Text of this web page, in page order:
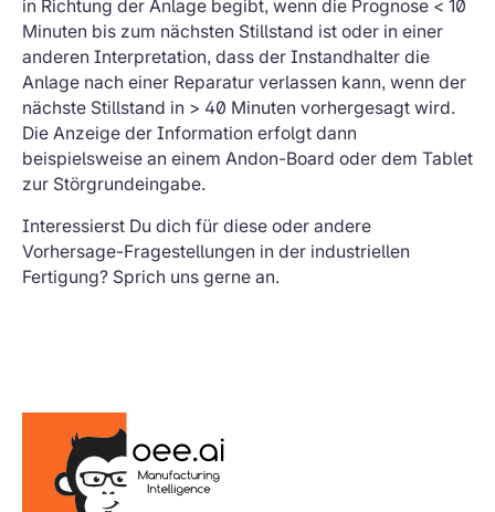
in Richtung der Anlage begibt, wenn die Prognose < 10
Minuten bis zum nächsten Stillstand ist oder in einer
anderen Interpretation, dass der Instandhalter die
Anlage nach einer Reparatur verlassen kann, wenn der
nächste Stillstand in > 40 Minuten vorhergesagt wird.
Die Anzeige der Information erfolgt dann
beispielsweise an einem Andon-Board oder dem Tablet
zur Störgrundeingabe.
Interessierst Du dich für diese oder andere
Vorhersage-Fragestellungen in der industriellen
Fertigung? Sprich uns gerne an.